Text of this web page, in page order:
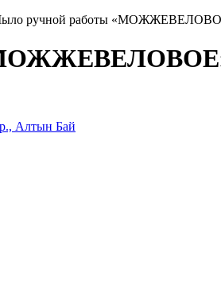
ручной работы